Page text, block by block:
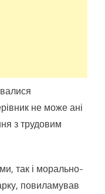
не може ані
з трудовим
так і морально-
повиламував